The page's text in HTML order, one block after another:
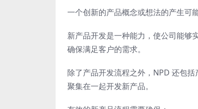
一个创新的产品概念或想法的产生可
新产品开发是一种能力，使公司能够
确保满足客户的需求。
除了产品开发流程之外，NPD 还包
聚集在一起开发新产品。